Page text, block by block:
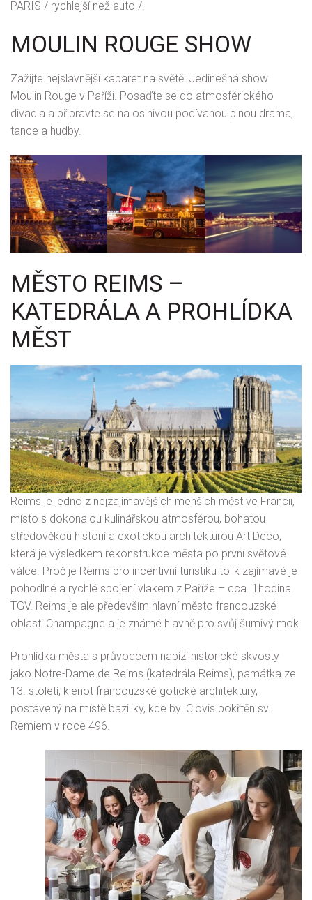
PARIS / rychlejší než auto /.
MOULIN ROUGE SHOW
Zažijte nejslavnější kabaret na světě! Jedinešná show
Moulin Rouge v Paříži. Posaďte se do atmosférického
divadla a připravte se na oslnivou podívanou plnou drama,
tance a hudby.
MĚSTO REIMS –
KATEDRÁLA A PROHLÍDKA
MĚST
Reims je jedno z nejzajímavějších menších měst ve Francii,
místo s dokonalou kulinářskou atmosférou, bohatou
středověkou historií a exotickou architekturou Art Deco,
která je výsledkem rekonstrukce města po první světové
válce. Proč je Reims pro incentivní turistiku tolik zajímavé je
pohodlné a rychlé spojení vlakem z Paříže – cca. 1hodina
TGV. Reims je ale především hlavní město francouzské
oblasti Champagne a je známé hlavně pro svůj šumivý mok.
Prohlídka města s průvodcem nabízí historické skvosty
jako Notre-Dame de Reims (katedrála Reims), památka ze
13. století, klenot francouzské gotické architektury,
postavený na místě baziliky, kde byl Clovis pokřtěn sv.
Remiem v roce 496.